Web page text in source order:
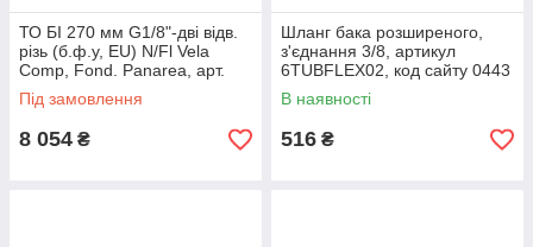
ТО БІ 270 мм G1/8"-дві відв.
різь (б.ф.у, EU) N/Fl Vela
Comp, Fond. Panarea, арт.
11644, к.з. 0406/3
Під замовлення
8 054 ₴
Шланг бака розширеного,
з'єднання 3/8, артикул
6TUBFLEX02, код сайту 0443
В наявності
516 ₴